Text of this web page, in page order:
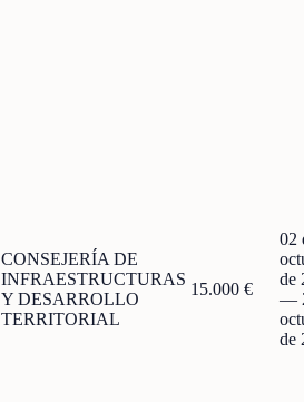
CONSEJERÍA DE
INFRAESTRUCTURAS
Y DESARROLLO
TERRITORIAL
15.000 €
02
de
—
de